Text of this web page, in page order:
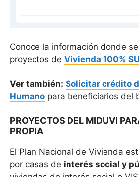
Conoce la información donde
proyectos de Vivienda 100%
Ver también: Solicitar crédito
Humano para beneficiarios del
PROYECTOS DEL MIDUVI
PROPIA
El Plan Nacional de Vivienda
por casas de interés social y